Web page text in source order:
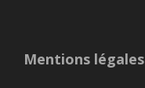
Mentions légales